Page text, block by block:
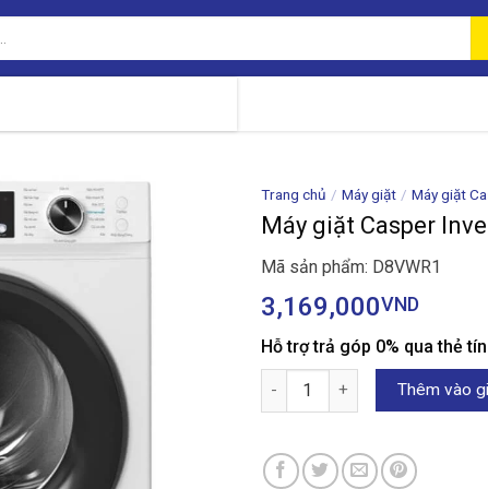
Trang chủ / Máy giặt / Máy giặt
Máy giặt Casper
Mã sản phẩm: D8VWR1
3,169,000VND
Hỗ trợ trả góp 0% qua thẻ
Máy giặt Casper Inverter 8kg
Thêm vào